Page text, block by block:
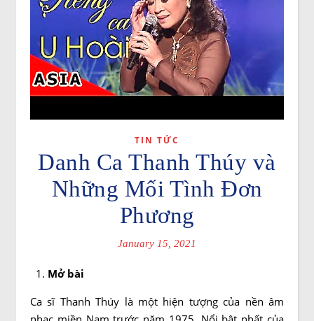
TIN TỨC
Danh Ca Thanh Thúy và
Những Mối Tình Đơn
Phương
January 15, 2021
Mở bài
Ca sĩ Thanh Thúy là một hiện tượng của nền âm